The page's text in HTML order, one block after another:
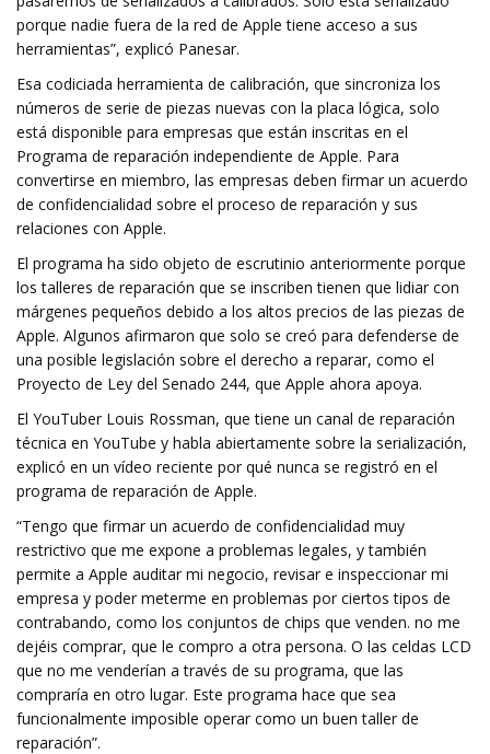
porque nadie fuera de la red de Apple tiene acceso a sus
herramientas”, explicó Panesar.
Esa codiciada herramienta de calibración, que sincroniza los
números de serie de piezas nuevas con la placa lógica, solo
está disponible para empresas que están inscritas en el
Programa de reparación independiente de Apple. Para
convertirse en miembro, las empresas deben firmar un acuerdo
de confidencialidad sobre el proceso de reparación y sus
relaciones con Apple.
El programa ha sido objeto de escrutinio anteriormente porque
los talleres de reparación que se inscriben tienen que lidiar con
márgenes pequeños debido a los altos precios de las piezas de
Apple. Algunos afirmaron que solo se creó para defenderse de
una posible legislación sobre el derecho a reparar, como el
Proyecto de Ley del Senado 244, que Apple ahora apoya.
El YouTuber Louis Rossman, que tiene un canal de reparación
técnica en YouTube y habla abiertamente sobre la serialización,
explicó en un vídeo reciente por qué nunca se registró en el
programa de reparación de Apple.
“Tengo que firmar un acuerdo de confidencialidad muy
restrictivo que me expone a problemas legales, y también
permite a Apple auditar mi negocio, revisar e inspeccionar mi
empresa y poder meterme en problemas por ciertos tipos de
contrabando, como los conjuntos de chips que venden. no me
dejéis comprar, que le compro a otra persona. O las celdas LCD
que no me venderían a través de su programa, que las
compraría en otro lugar. Este programa hace que sea
funcionalmente imposible operar como un buen taller de
reparación”.